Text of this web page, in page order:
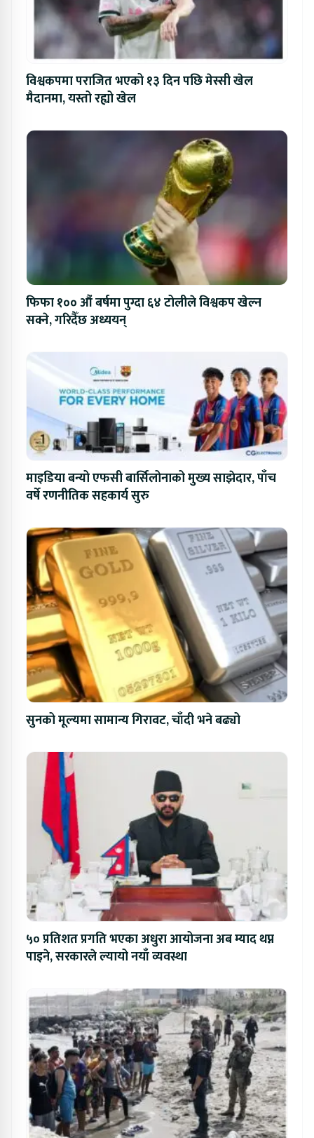
विश्वकपमा पराजित भएको १३ दिन पछि मेस्सी खेल
मैदानमा, यस्तो रह्यो खेल
फिफा १०० औं बर्षमा पुग्दा ६४ टोलीले विश्वकप खेल्न
सक्ने, गरिदैँछ अध्ययन्
माइडिया बन्यो एफसी बार्सिलोनाको मुख्य साझेदार, पाँच
वर्षे रणनीतिक सहकार्य सुरु
सुनको मूल्यमा सामान्य गिरावट, चाँदी भने बढ्यो
५० प्रतिशत प्रगति भएका अधुरा आयोजना अब म्याद थप्न
पाइने, सरकारले ल्यायो नयाँ व्यवस्था